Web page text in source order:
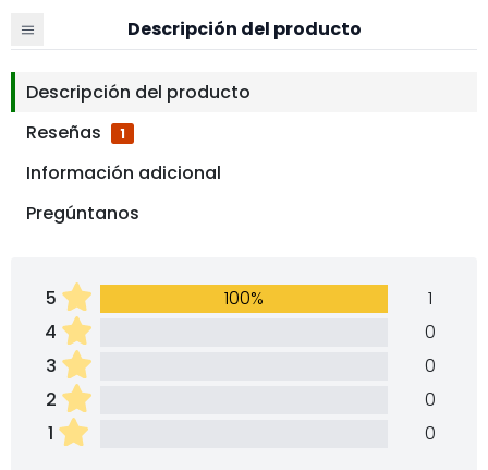
Descripción del producto
Descripción del producto
Reseñas
1
Información adicional
Pregúntanos
5 100%
1
4
0
3
0
2
0
1
0